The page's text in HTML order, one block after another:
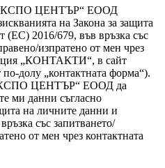
ЕКСПО ЦЕНТЪР“ ЕООД
на Закона за защита
(ЕС) 2016/679, във връзка със
изпратено от мен чрез
„КОНТАКТИ“, в сайт
долу „контактната форма“).
ЦЕНТЪР“ ЕООД да
ми данни съгласно
на личните данни и
със запитването/
от мен чрез контактната